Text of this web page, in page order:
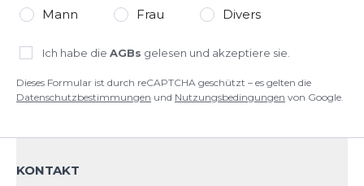
Mann Frau Divers
Ich habe die AGBs gelesen und akzeptiere sie.
Dieses Formular ist durch reCAPTCHA geschützt – es gelten die
Datenschutzbestimmungen und Nutzungsbedingungen von Google.
KONTAKT